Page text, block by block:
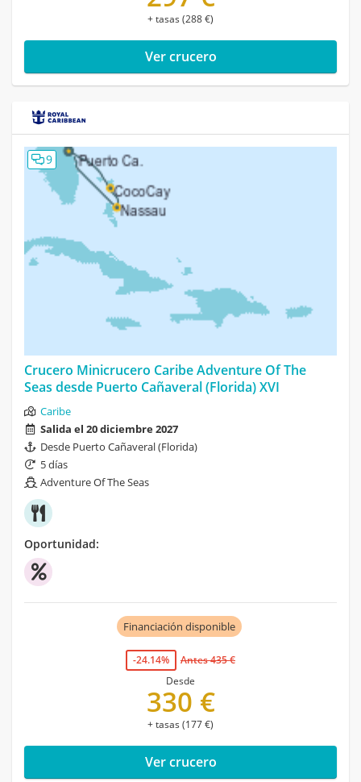
+ tasas (288 €)
Ver crucero
9
Crucero Minicrucero Caribe Adventure Of The
Seas desde Puerto Cañaveral (Florida) XVI
Caribe
Salida el 20 diciembre 2027
Desde Puerto Cañaveral (Florida)
5 días
Adventure Of The Seas
Oportunidad:
Financiación disponible
-24.14%
Antes 435 €
Desde
330 €
+ tasas (177 €)
Ver crucero